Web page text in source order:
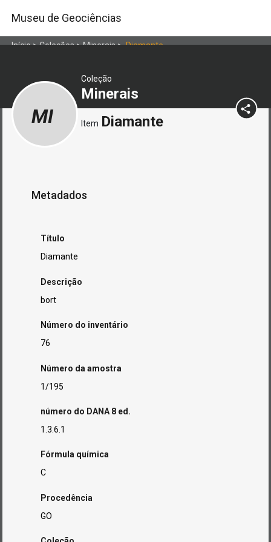
Museu de Geociências
Início>Coleções>Minerais>Diamante
Coleção
Minerais
MI Item Diamante
Metadados
Título
Diamante
Descrição
bort
Número do inventário
76
Número da amostra
1/195
número do DANA 8 ed.
1.3.6.1
Fórmula química
C
Procedência
GO